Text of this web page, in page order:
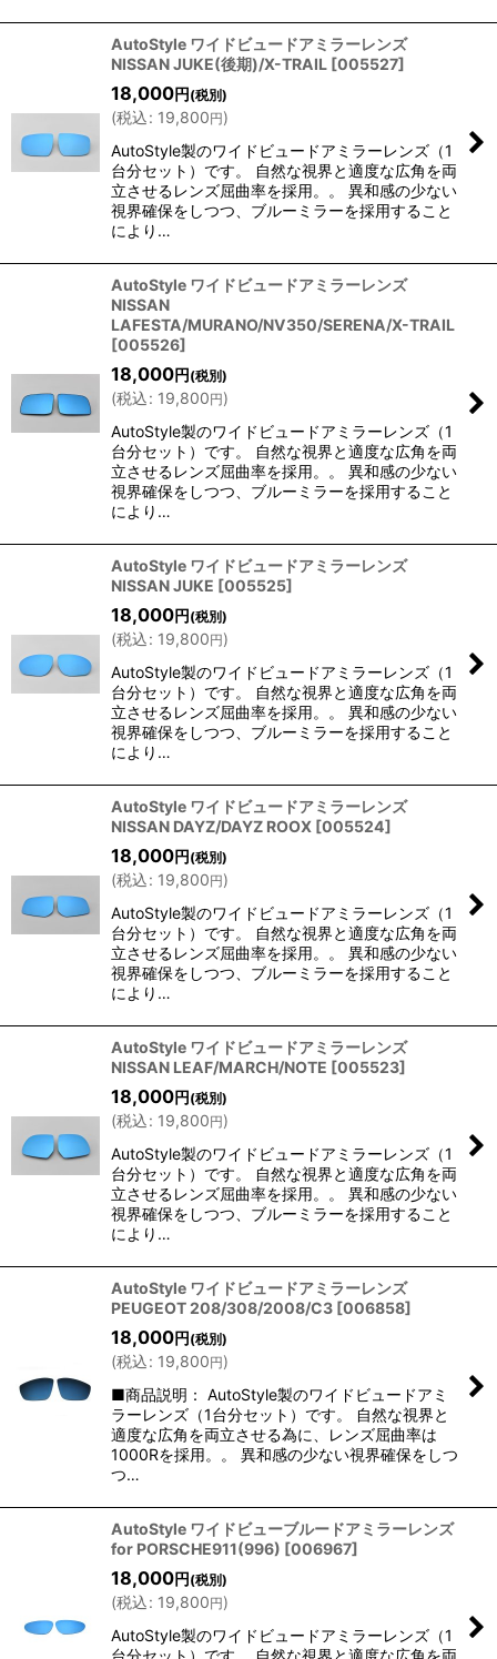
AutoStyle ワイドビュードアミラーレンズ
NISSAN JUKE(後期)/X-TRAIL [005527]
18,000円 (税別)
(税込: 19,800円)
AutoStyle製のワイドビュードアミラーレンズ（1
台分セット）です。 自然な視界と適度な広角を両
立させるレンズ屈曲率を採用。。 異和感の少ない
視界確保をしつつ、ブルーミラーを採用すること
により…
AutoStyle ワイドビュードアミラーレンズ
NISSAN
LAFESTA/MURANO/NV350/SERENA/X-TRAIL
[005526]
18,000円 (税別)
(税込: 19,800円)
AutoStyle製のワイドビュードアミラーレンズ（1
台分セット）です。 自然な視界と適度な広角を両
立させるレンズ屈曲率を採用。。 異和感の少ない
視界確保をしつつ、ブルーミラーを採用すること
により…
AutoStyle ワイドビュードアミラーレンズ
NISSAN JUKE [005525]
18,000円 (税別)
(税込: 19,800円)
AutoStyle製のワイドビュードアミラーレンズ（1
台分セット）です。 自然な視界と適度な広角を両
立させるレンズ屈曲率を採用。。 異和感の少ない
視界確保をしつつ、ブルーミラーを採用すること
により…
AutoStyle ワイドビュードアミラーレンズ
NISSAN DAYZ/DAYZ ROOX [005524]
18,000円 (税別)
(税込: 19,800円)
AutoStyle製のワイドビュードアミラーレンズ（1
台分セット）です。 自然な視界と適度な広角を両
立させるレンズ屈曲率を採用。。 異和感の少ない
視界確保をしつつ、ブルーミラーを採用すること
により…
AutoStyle ワイドビュードアミラーレンズ
NISSAN LEAF/MARCH/NOTE [005523]
18,000円 (税別)
(税込: 19,800円)
AutoStyle製のワイドビュードアミラーレンズ（1
台分セット）です。 自然な視界と適度な広角を両
立させるレンズ屈曲率を採用。。 異和感の少ない
視界確保をしつつ、ブルーミラーを採用すること
により…
AutoStyle ワイドビュードアミラーレンズ
PEUGEOT 208/308/2008/C3 [006858]
18,000円 (税別)
(税込: 19,800円)
■商品説明： AutoStyle製のワイドビュードアミ
ラーレンズ（1台分セット）です。 自然な視界と
適度な広角を両立させる為に、レンズ屈曲率は
1000Rを採用。。 異和感の少ない視界確保をしつ
つ…
AutoStyle ワイドビューブルードアミラーレンズ
for PORSCHE911(996) [006967]
18,000円 (税別)
(税込: 19,800円)
AutoStyle製のワイドビュードアミラーレンズ（1
台分セット）です。 自然な視界と適度な広角を両